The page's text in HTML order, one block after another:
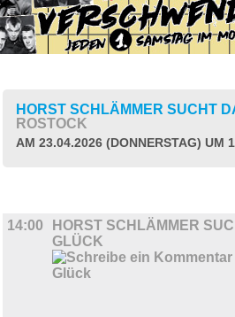
HORST SCHLÄMMER SUCHT
ROSTOCK
AM 23.04.2026 (DONNERSTAG) UM
14:00
HORST SCHLÄMMER
GLÜCK